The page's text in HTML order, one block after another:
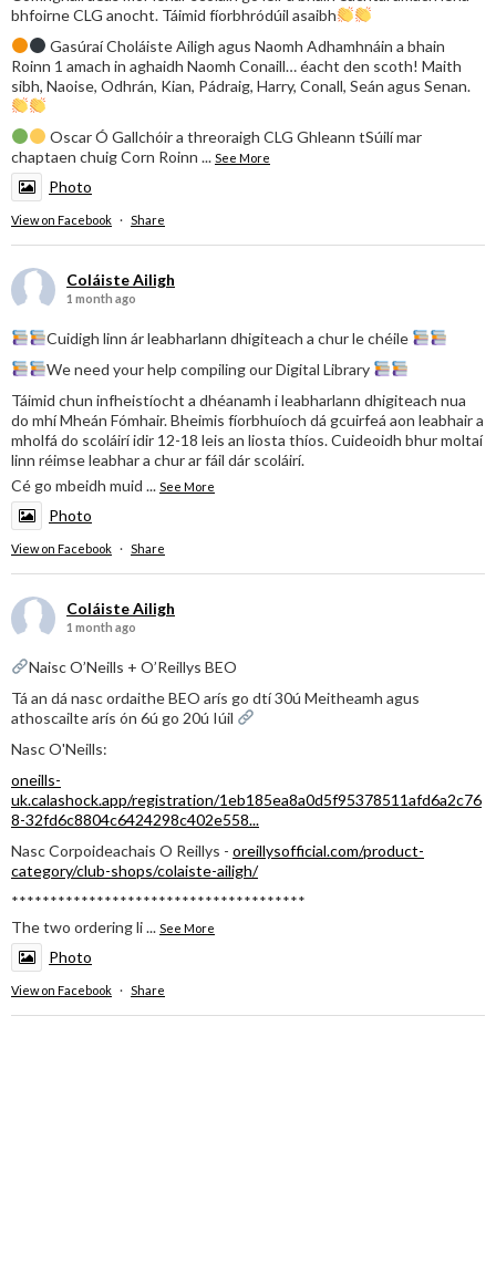
bhfoirne CLG anocht. Táimid fíorbhródúil asaibh
Gasúraí Choláiste Ailigh agus Naomh Adhamhnáin a bhain
Roinn 1 amach in aghaidh Naomh Conaill… éacht den scoth! Maith
sibh, Naoise, Odhrán, Kian, Pádraig, Harry, Conall, Seán agus Senan.
Oscar Ó Gallchóir a threoraigh CLG Ghleann tSúilí mar
chaptaen chuig Corn Roinn ... See More
Photo
View on Facebook · Share
Coláiste Ailigh
1 month ago
Cuidigh linn ár leabharlann dhigiteach a chur le chéile
We need your help compiling our Digital Library
Táimid chun infheistíocht a dhéanamh i leabharlann dhigiteach nua
do mhí Mheán Fómhair. Bheimis fíorbhuíoch dá gcuirfeá aon leabhair a
mholfá do scoláirí idir 12-18 leis an liosta thíos. Cuideoidh bhur moltaí
linn réimse leabhar a chur ar fáil dár scoláirí.
Cé go mbeidh muid ... See More
Photo
View on Facebook · Share
Coláiste Ailigh
1 month ago
Naisc O’Neills + O’Reillys BEO
Tá an dá nasc ordaithe BEO arís go dtí 30ú Meitheamh agus
athoscailte arís ón 6ú go 20ú Iúil
Nasc O'Neills:
oneills-
uk.calashock.app/registration/1eb185ea8a0d5f95378511afd6a2c76
8-32fd6c8804c6424298c402e558...
Nasc Corpoideachais O Reillys - oreillysofficial.com/product-
category/club-shops/colaiste-ailigh/
**************************************
The two ordering li... See More
Photo
View on Facebook · Share